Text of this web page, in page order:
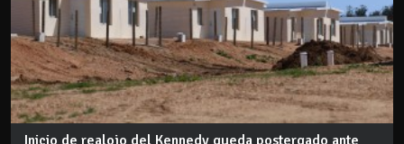
Inicio de realojo del Kennedy queda postergado ante